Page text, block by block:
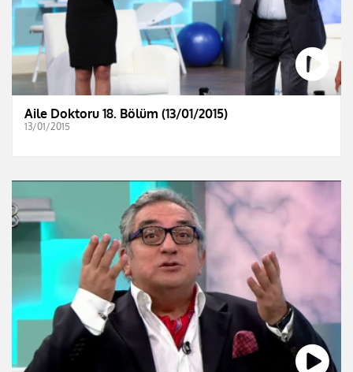
Aile Doktoru 18. Bölüm (13/01/2015)
13/01/2015